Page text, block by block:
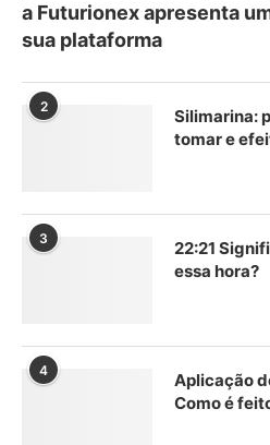
a Futurionex apresenta
sua plataforma
2
Silimarina:
tomar e
3
22:21
essa hora?
4
Aplicação
Como é